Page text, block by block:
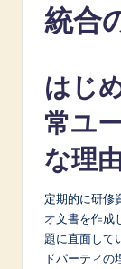
p統合
はじ
常ユ
な理
定期的に研修
オ文書を作成
題に直面して
ドパーティの